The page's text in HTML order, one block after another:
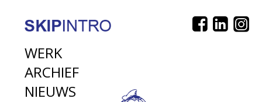
WERK
ARCHIEF
NIEUWS